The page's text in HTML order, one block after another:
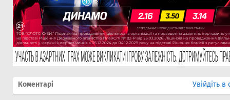
Коментарі Увійдіть в